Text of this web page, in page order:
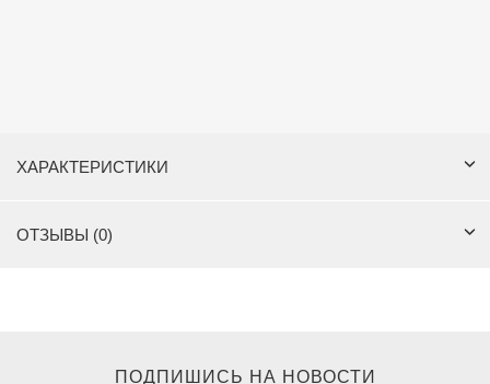
ХАРАКТЕРИСТИКИ
ОТЗЫВЫ (0)
ПОДПИШИСЬ НА НОВОСТИ